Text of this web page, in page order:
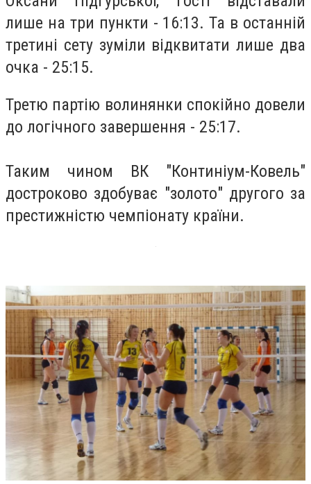
лише на три пункти - 16:13. Та в останній
третині сету зуміли відквитати лише два
очка - 25:15.
Третю партію волинянки спокійно довели
до логічного завершення - 25:17.
Таким чином ВК "Континіум-Ковель"
достроково здобуває "золото" другого за
престижністю чемпіонату країни.